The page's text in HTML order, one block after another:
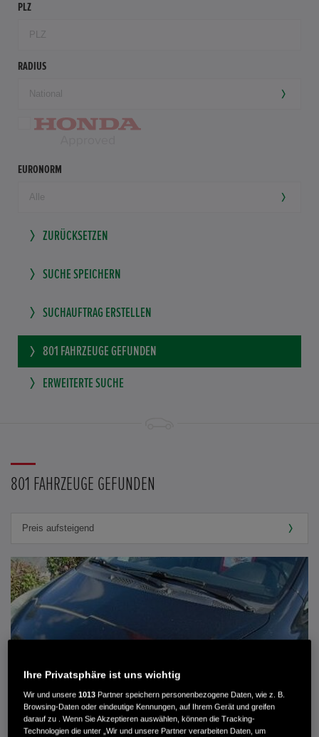
PLZ
RADIUS
EURONORM
ZURÜCKSETZEN
SUCHE SPEICHERN
SUCHAUFTRAG ERSTELLEN
801 FAHRZEUGE GEFUNDEN
ERWEITERTE SUCHE
801 FAHRZEUGE GEFUNDEN
Ihre Privatsphäre ist uns wichtig
Wir und unsere1013 Partner speichern personenbezogene Daten, wie z. B.
Browsing-Daten oder eindeutige Kennungen, auf Ihrem Gerät und greifen
darauf zu . Wenn Sie Akzeptieren auswählen, können die Tracking-
Technologien die unter „Wir und unsere Partner verarbeiten Daten, um